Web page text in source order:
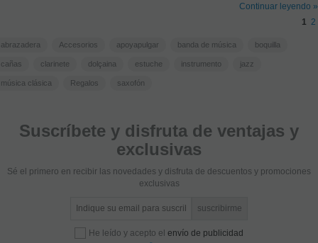
Continuar leyendo »
1
2
abrazadera Accesorios apoyapulgar banda de música boquilla
cañas clarinete dolçaina estuche instrumento jazz
música clásica Regalos saxofón
Suscríbete y disfruta de ventajas y
exclusivas
Sé el primero en recibir las novedades y disfruta de descuentos y promociones
exclusivas
He leído y acepto el envío de publicidad